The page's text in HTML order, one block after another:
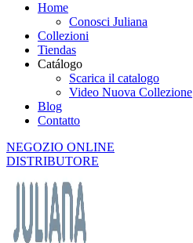
Home
Conosci Juliana
Collezioni
Tiendas
Catálogo
Scarica il catalogo
Video Nuova Collezione
Blog
Contatto
NEGOZIO ONLINE
DISTRIBUTORE